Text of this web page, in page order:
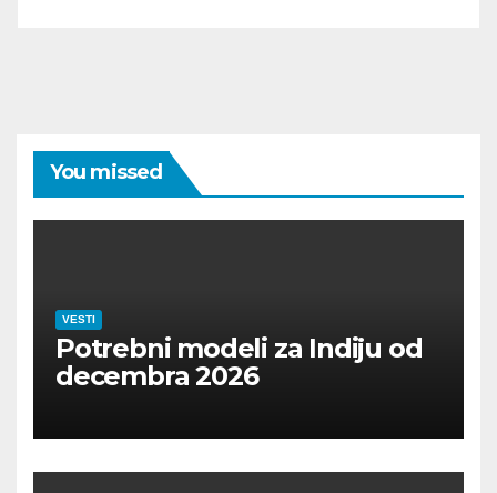
You missed
VESTI
Potrebni modeli za Indiju od
decembra 2026